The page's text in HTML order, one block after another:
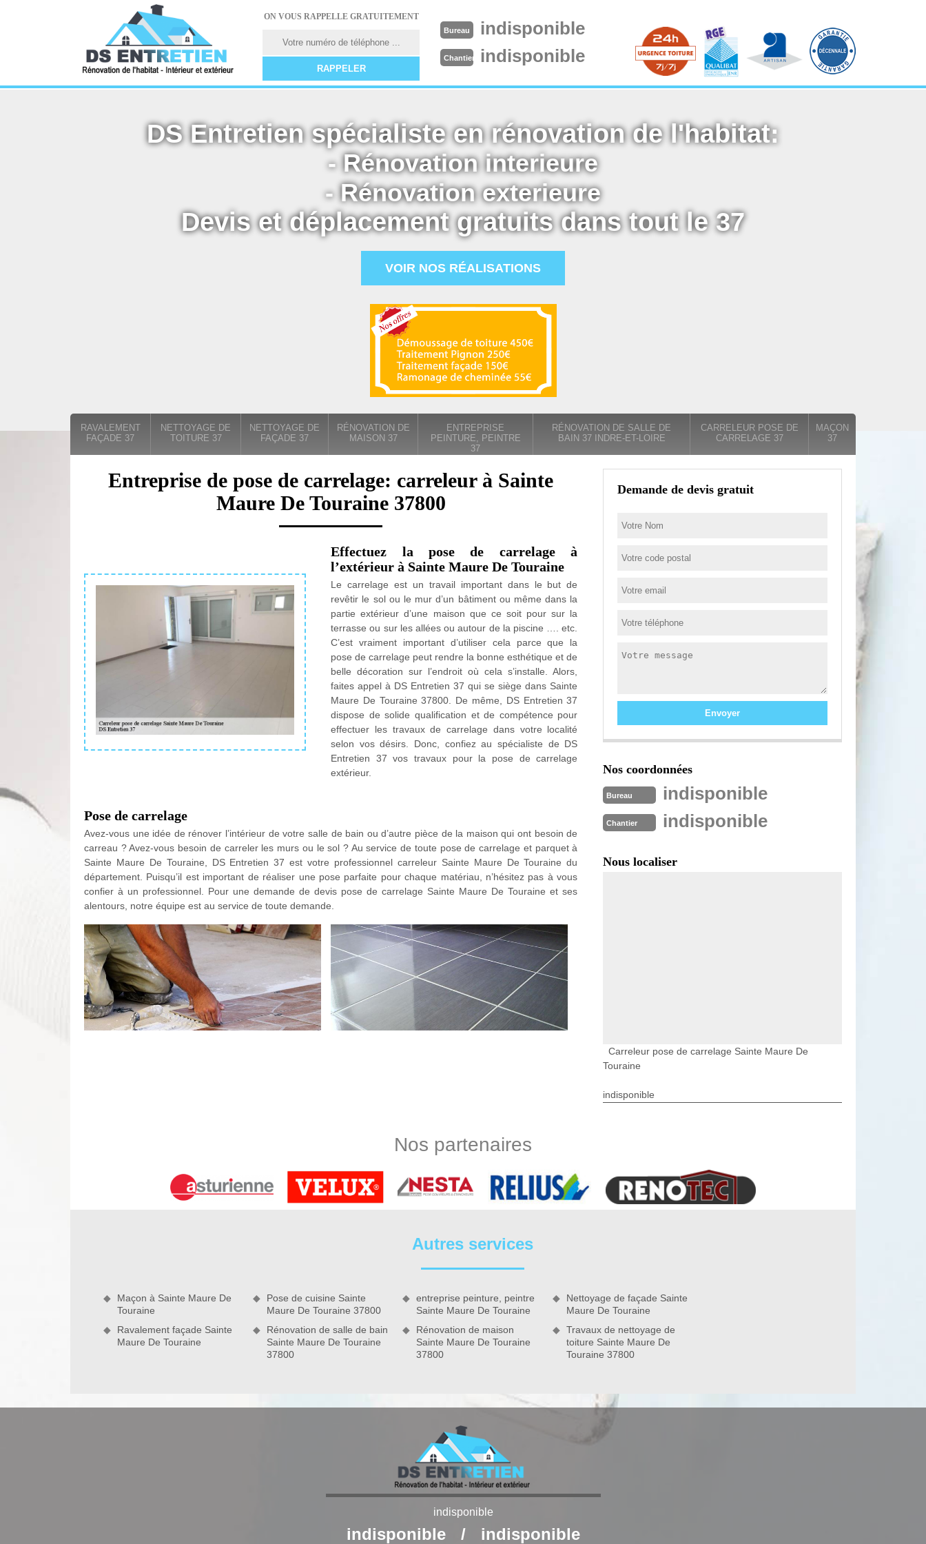
ON VOUS RAPPELLE GRATUITEMENT
Bureau indisponible
Chantier indisponible
DS Entretien spécialiste en rénovation de l'habitat:
- Rénovation interieure
- Rénovation exterieure
Devis et déplacement gratuits dans tout le 37
VOIR NOS RÉALISATIONS
RAVALEMENT
FAÇADE 37
NETTOYAGE DE
TOITURE 37
NETTOYAGE DE
FAÇADE 37
RÉNOVATION DE
MAISON 37
ENTREPRISE
PEINTURE, PEINTRE
37
RÉNOVATION DE SALLE DE
BAIN 37 INDRE-ET-LOIRE
CARRELEUR POSE DE
CARRELAGE 37
MAÇON
37
Entreprise de pose de carrelage: carreleur à Sainte
Maure De Touraine 37800
Effectuez la pose de carrelage à
l’extérieur à Sainte Maure De Touraine
Le carrelage est un travail important dans le but de
revêtir le sol ou le mur d’un bâtiment ou même dans la
partie extérieur d’une maison que ce soit pour sur la
terrasse ou sur les allées ou autour de la piscine …. etc.
C’est vraiment important d’utiliser cela parce que la
pose de carrelage peut rendre la bonne esthétique et de
belle décoration sur l’endroit où cela s’installe. Alors,
faites appel à DS Entretien 37 qui se siège dans Sainte
Maure De Touraine 37800. De même, DS Entretien 37
dispose de solide qualification et de compétence pour
effectuer les travaux de carrelage dans votre localité
selon vos désirs. Donc, confiez au spécialiste de DS
Entretien 37 vos travaux pour la pose de carrelage
extérieur.
Pose de carrelage
Avez-vous une idée de rénover l’intérieur de votre salle de bain ou d’autre pièce de la maison qui ont besoin de
carreau ? Avez-vous besoin de carreler les murs ou le sol ? Au service de toute pose de carrelage et parquet à
Sainte Maure De Touraine, DS Entretien 37 est votre professionnel carreleur Sainte Maure De Touraine du
département. Puisqu’il est important de réaliser une pose parfaite pour chaque matériau, n’hésitez pas à vous
confier à un professionnel. Pour une demande de devis pose de carrelage Sainte Maure De Touraine et ses
alentours, notre équipe est au service de toute demande.
Avez-vous un projet de carrelage pour cuisine ou votre salle de bain ? Vous souhaitez rénover le carrelage dans
Souhaitez avoir un choix de carrelage et en assurer la pose ? Avez-vous besoin d’un artisan sympathique et à
l’écoute de votre besoin ? Contactez-nous ! Notre équipe de carreleur à Sainte Maure De Touraine viendra chez
vous pour assurer votre demande et assurer la pose de carrelage.
Entreprise pose de carrelage, notre équipe s’occupe de réaliser toute intervention en pose de carrelage grands
une équipe ponctuelle, toute pose sera assurée dans le temps. Pour le devis pose de carrelage, n’hésitez pas à
Demande de devis gratuit
Nos coordonnées
Bureau indisponible
Chantier indisponible
Nous localiser
Carreleur pose de carrelage Sainte Maure De
Touraine
indisponible
Nos partenaires
Autres services
Maçon à Sainte Maure De
Touraine
Ravalement façade Sainte
Maure De Touraine
Pose de cuisine Sainte
Maure De Touraine 37800
Rénovation de salle de bain
Sainte Maure De Touraine
37800
entreprise peinture, peintre
Sainte Maure De Touraine
Rénovation de maison
Sainte Maure De Touraine
37800
Nettoyage de façade Sainte
Maure De Touraine
Travaux de nettoyage de
toiture Sainte Maure De
Touraine 37800
indisponible
indisponible / indisponible